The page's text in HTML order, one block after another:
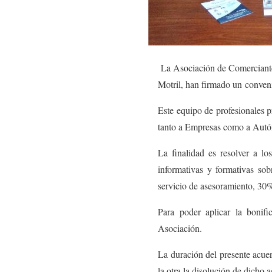
La Asociación de
Motril, han firmado un
Este equipo de profesionales
tanto a Empresas como a
La finalidad es resolver a
informativas y formativas
servicio de asesoramiento,
Para poder aplicar la
Asociación.
La duración del presente